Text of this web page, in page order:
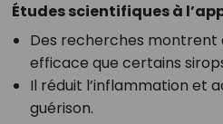
Études scientifiques à
Des recherches montrent
efficace que certains
Il réduit l’inflammation et
guérison.